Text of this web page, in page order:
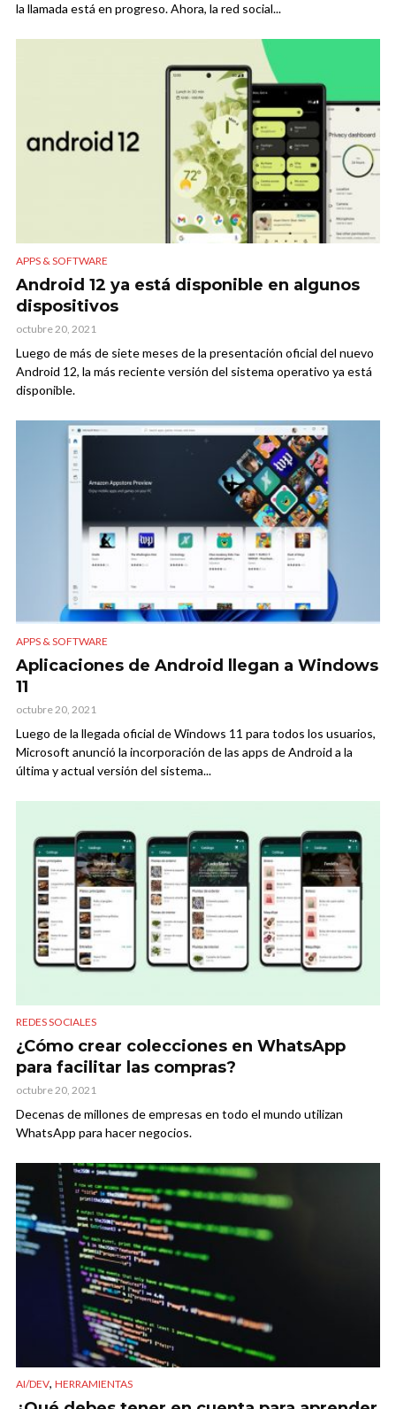
la llamada está en progreso. Ahora, la red social...
APPS & SOFTWARE
Android 12 ya está disponible en algunos
dispositivos
octubre 20, 2021
Luego de más de siete meses de la presentación oficial del nuevo
Android 12, la más reciente versión del sistema operativo ya está
disponible.
APPS & SOFTWARE
Aplicaciones de Android llegan a Windows
11
octubre 20, 2021
Luego de la llegada oficial de Windows 11 para todos los usuarios,
Microsoft anunció la incorporación de las apps de Android a la
última y actual versión del sistema...
REDES SOCIALES
¿Cómo crear colecciones en WhatsApp
para facilitar las compras?
octubre 20, 2021
Decenas de millones de empresas en todo el mundo utilizan
WhatsApp para hacer negocios.
AI/DEV, HERRAMIENTAS